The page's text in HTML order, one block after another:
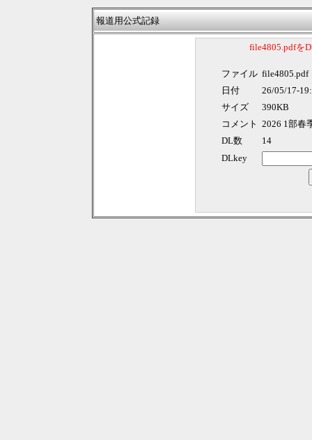
報道用公式記録
file4805.pdfを
ファイル file4805.pdf
日付
26/05/17-
サイズ
390KB
コメント 2026 1部春
DL数
14
DLkey